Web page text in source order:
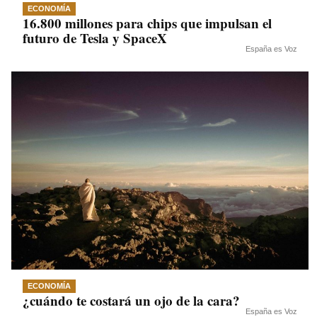
ECONOMÍA
16.800 millones para chips que impulsan el
futuro de Tesla y SpaceX
España es Voz
ECONOMÍA
¿cuándo te costará un ojo de la cara?
España es Voz